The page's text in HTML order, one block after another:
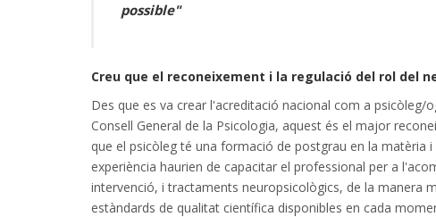
possible"
Creu que el reconeixement i la regulació del rol del
Des que es va crear l'acreditació nacional com a
Consell General de la Psicologia, aquest és el major
que el psicòleg té una formació de postgrau en la matèria
experiència haurien de capacitar el professional per a
intervenció, i tractaments neuropsicològics, de la manera
estàndards de qualitat científica disponibles en cada